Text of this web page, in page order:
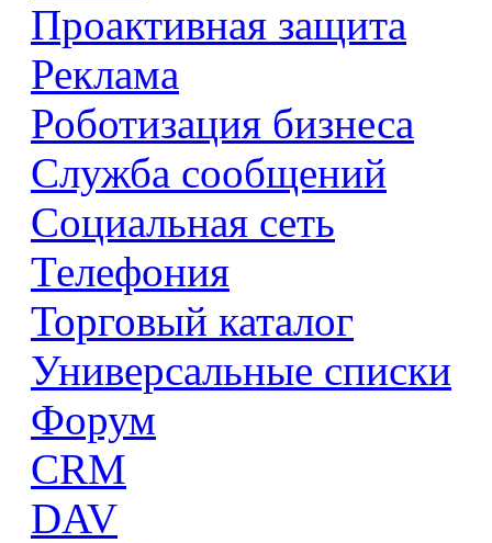
Проактивная защита
Реклама
Роботизация бизнеса
Служба сообщений
Социальная сеть
Телефония
Торговый каталог
Универсальные списки
Форум
CRM
DAV